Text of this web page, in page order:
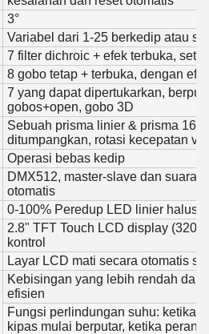
3°
Variabel dari 1-25 berkedip atau
7 filter dichroic + efek terbuka,
8 gobo tetap + terbuka, dengan
7 yang dapat dipertukarkan,
gobos+open, gobo 3D
Sebuah prisma linier & prisma 16
ditumpangkan, rotasi kecepatan
Operasi bebas kedip
DMX512, master-slave dan suara
otomatis
0-100% Peredup LED linier halus
2.8" TFT Touch LCD display
kontrol
Layar LCD mati secara otomatis
Kebisingan yang lebih rendah dan
efisien
Fungsi perlindungan suhu: ketika
kipas mulai berputar, ketika